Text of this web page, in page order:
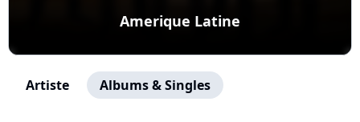
Amerique Latine
Artiste Albums & Singles